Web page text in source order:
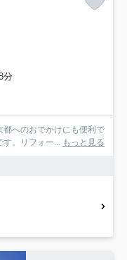
分
へのおでかけにも便利で
す。リフォー... もっと見る